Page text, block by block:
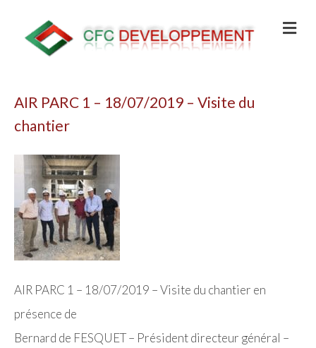
AIR PARC 1 – 18/07/2019 – Visite du
chantier
AIR PARC 1 – 18/07/2019 – Visite du chantier en
présence de
Bernard de FESQUET – Président directeur général –